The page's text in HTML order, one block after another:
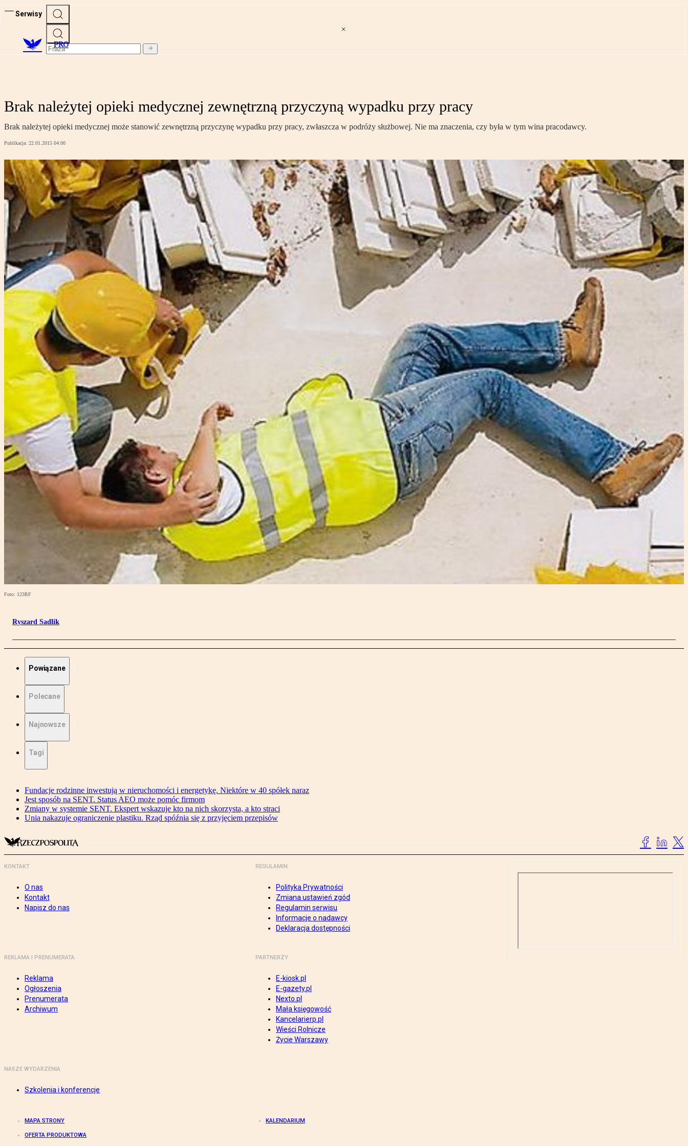
Serwisy
PRO
Brak należytej opieki medycznej zewnętrzną przyczyną wypadku przy pracy
Brak należytej opieki medycznej może stanowić zewnętrzną przyczynę wypadku przy pracy, zwłaszcza w podróży służbowej. Nie ma znaczenia, czy była w tym wina pracodawcy.
Publikacja: 22.01.2015 04:00
Foto: 123RF
Ryszard Sadlik
Powiązane
Polecane
Najnowsze
Tagi
Fundacje rodzinne inwestują w nieruchomości i energetykę. Niektóre w 40 spółek naraz
Jest sposób na SENT. Status AEO może pomóc firmom
Zmiany w systemie SENT. Ekspert wskazuje kto na nich skorzysta, a kto straci
Unia nakazuje ograniczenie plastiku. Rząd spóźnia się z przyjęciem przepisów
KONTAKT
O nas
Kontakt
Napisz do nas
REGULAMIN
Polityka Prywatności
Zmiana ustawień zgód
Regulamin serwisu
Informacje o nadawcy
Deklaracja dostępności
REKLAMA I PRENUMERATA
Reklama
Ogłoszenia
Prenumerata
Archiwum
PARTNERZY
E-kiosk.pl
E-gazety.pl
Nexto.pl
Mała księgowość
Kancelarierp.pl
Wieści Rolnicze
Życie Warszawy
NASZE WYDARZENIA
Szkolenia i konferencje
MAPA STRONY KALENDARIUM
OFERTA PRODUKTOWA